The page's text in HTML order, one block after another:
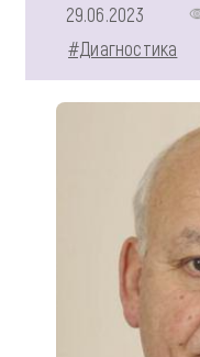
29.06.2023
#Диагностика